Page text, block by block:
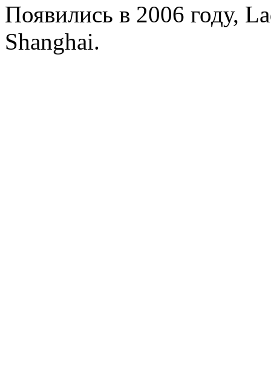
Появились в 2006 году,
Shanghai.